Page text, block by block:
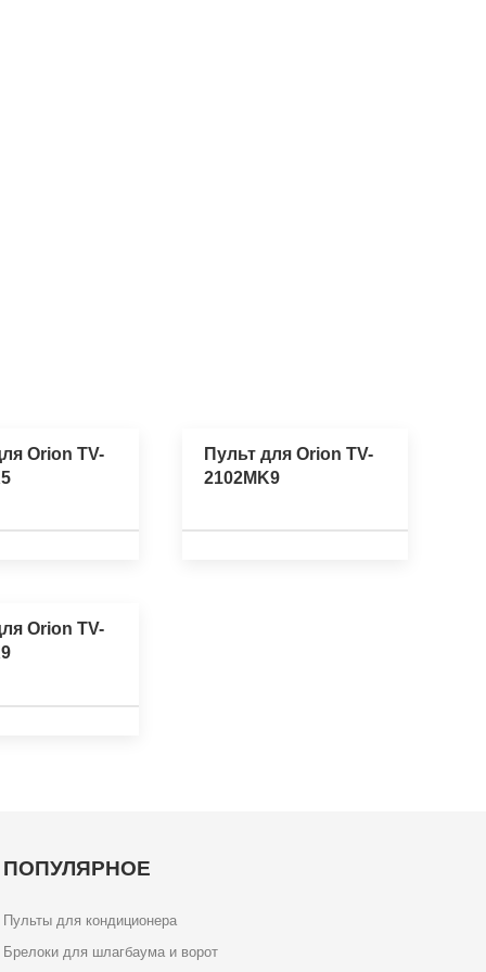
Orion TV-
Пульт для Orion TV-
2102MK9
Orion TV-
ПОПУЛЯРНОЕ
Пульты для кондиционера
Брелоки для шлагбаума и ворот